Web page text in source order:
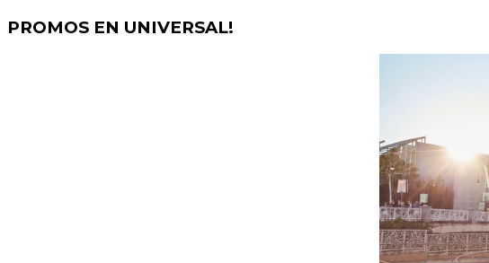
PROMOS EN UNIVERSAL!